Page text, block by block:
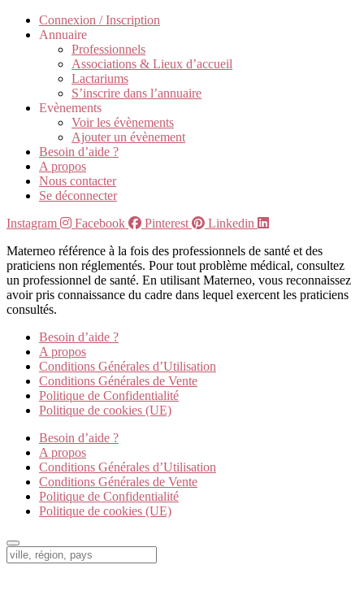
Connexion / Inscription
Annuaire
Professionnels
Associations & Lieux d’accueil
Lactariums
S’inscrire dans l’annuaire
Evènements
Voir les évènements
Ajouter un évènement
Besoin d’aide ?
A propos
Nous contacter
Se déconnecter
Instagram
Facebook Pinterest
Linkedin
Materneo référence à la fois des professionnels de santé et des
praticiens non réglementés. Pour tout problème médical, consultez
un professionnel de santé. En utilisant Materneo, vous reconnaissez
avoir pris connaissance du cadre dans lequel exercent les praticiens
consultés.
Besoin d’aide ?
A propos
Conditions Générales d’Utilisation
Conditions Générales de Vente
Politique de Confidentialité
Politique de cookies (UE)
Besoin d’aide ?
A propos
Conditions Générales d’Utilisation
Conditions Générales de Vente
Politique de Confidentialité
Politique de cookies (UE)